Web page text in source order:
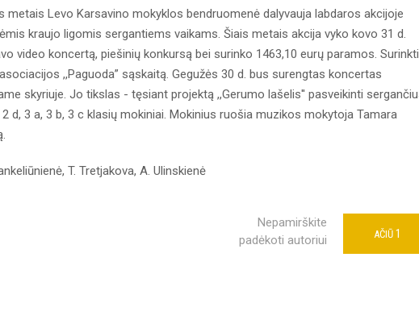
metais Levo Karsavino mokyklos bendruomenė dalyvauja labdaros akcijoje
kraujo ligomis sergantiems vaikams. Šiais metais akcija vyko kovo 31 d.
video koncertą, piešinių konkursą bei surinko 1463,10 eurų paramos. Surinkti
,,Paguoda” sąskaitą. Gegužės 30 d. bus surengtas koncertas
skyriuje. Jo tikslas - tęsiant projektą ,,Gerumo lašelis'' pasveikinti
d, 3 a, 3 b, 3 c klasių mokiniai. Mokinius ruošia muzikos mokytoja Tamara
T. Tretjakova, A. Ulinskienė
Nepamirškite
padėkoti autoriui
AČIŪ 1